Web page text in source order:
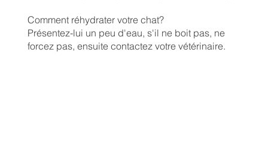
Comment réhydrater votre chat?
Présentez-lui un peu d'eau, s'il ne boit pas, ne
forcez pas, ensuite contactez votre vétérinaire.